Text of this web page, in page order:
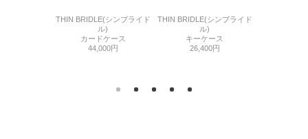
THIN BRIDLE(シンブライド
ル)
カードケース
44,000円
THIN BRIDLE(シンブライド
ル)
キーケース
26,400円